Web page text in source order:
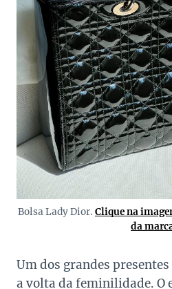
Bolsa Lady Dior. Clique na
da
Um dos grandes
a volta da feminilidade. O